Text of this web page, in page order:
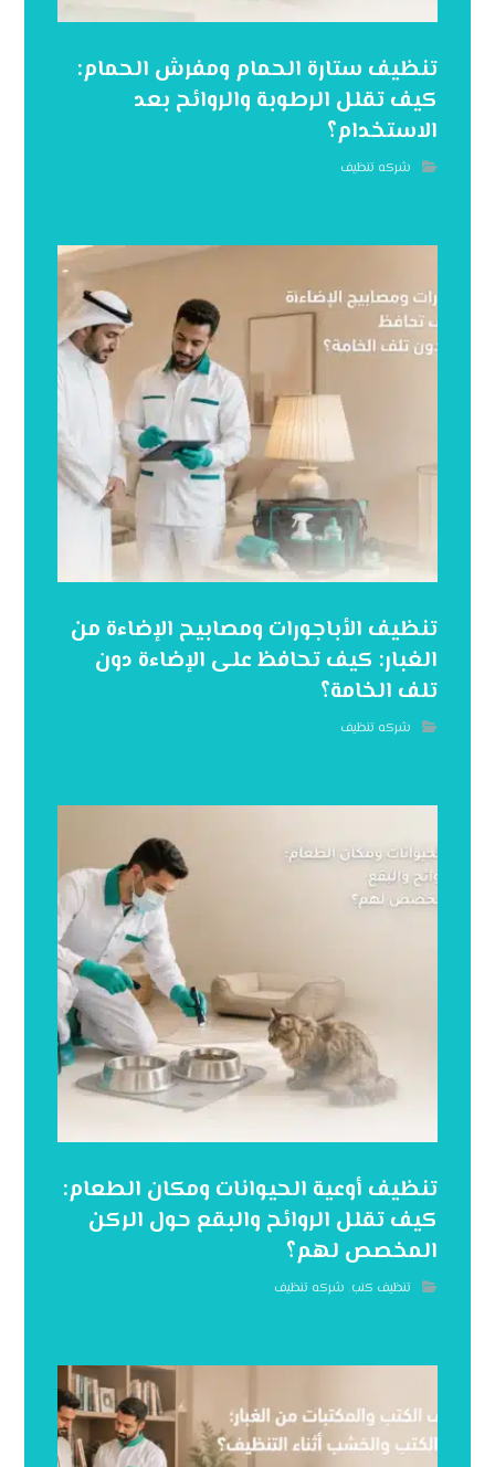
تنظيف ستارة الحمام ومفرش الحمام:
كيف تقلل الرطوبة والروائح بعد
الاستخدام؟
شركه تنظيف
تنظيف الأباجورات ومصابيح الإضاءة من
الغبار: كيف تحافظ على الإضاءة دون
تلف الخامة؟
شركه تنظيف
تنظيف أوعية الحيوانات ومكان الطعام:
كيف تقلل الروائح والبقع حول الركن
المخصص لهم؟
تنظيف كنب, شركه تنظيف